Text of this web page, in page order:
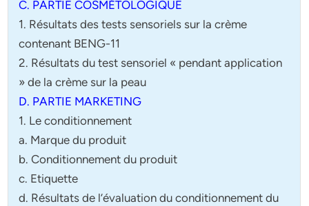
C. PARTIE COSMÉTOLOGIQUE
1. Résultats des tests sensoriels sur la crème
contenant BENG-11
2. Résultats du test sensoriel « pendant application
» de la crème sur la peau
D. PARTIE MARKETING
1. Le conditionnement
a. Marque du produit
b. Conditionnement du produit
c. Etiquette
d. Résultats de l’évaluation du conditionnement du